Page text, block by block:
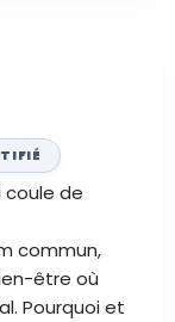
coule de
commun,
être où
Pourquoi et